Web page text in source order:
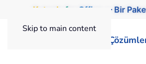
Skip to main content
Kutools for Office — Bir